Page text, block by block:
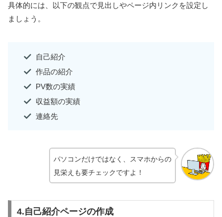
具体的には、以下の観点で見出しやページ内リンクを設定し
ましょう。
自己紹介
作品の紹介
PV数の実績
収益額の実績
連絡先
パソコンだけではなく、スマホからの
見栄えも要チェックですよ！
4.自己紹介ページの作成